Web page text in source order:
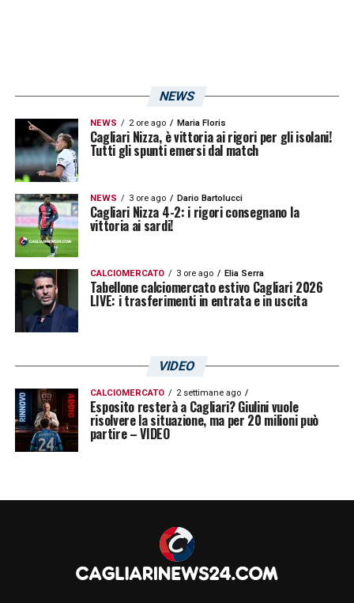
ceduto in prestito. PerJacopo Desogussi
attendono ulteriori aggiornamenti: su di lui ci
sarebbero gli occhi della
club di Serie B. Inevitabile invece il futuro di
Gaston Pereiro: l’uruguaiano verrà ceduto in
questa sessione di calciomercato. Resta da
capire a chi.
LA PLAYLIST DELLE NOSTRE TOP NEWS
NEWS
NEWS 2 ore ago Maria Floris
Cagliari Nizza, è vittoria ai rigori per gli isolani!
Tutti gli spunti emersi dal match
NEWS 3 ore ago Dario Bartolucci
Cagliari Nizza 4-2: i rigori consegnano la
vittoria ai sardi!
CALCIOMERCATO 3 ore ago Elia Serra
Tabellone calciomercato estivo Cagliari 2026
LIVE: i trasferimenti in entrata e in uscita
VIDEO
CALCIOMERCATO 2 settimane ago
Esposito resterà a Cagliari? Giulini vuole
risolvere la situazione, ma per 20 milioni può
partire – VIDEO